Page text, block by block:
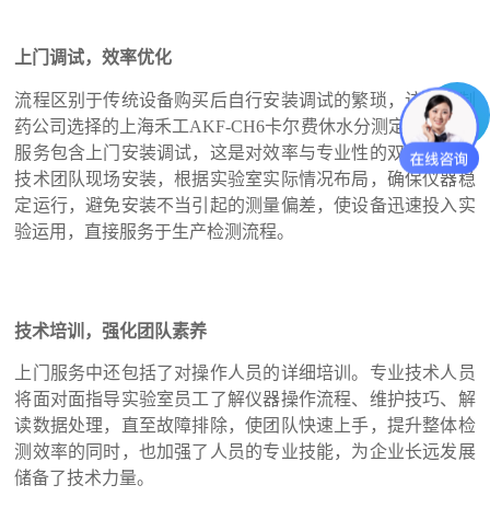
上门调试，效率优化
流程区别于传统设备购买后自行安装调试的繁琐，该生物制
药公司选择的上海禾工AKF-CH6卡尔费休水分测定仪的售后
服务包含上门安装调试，这是对效率与专业性的双重提升。
技术团队现场安装，根据实验室实际情况布局，确保仪器稳
定运行，避免安装不当引起的测量偏差，使设备迅速投入实
验运用，直接服务于生产检测流程。
技术培训，强化团队素养
上门服务中还包括了对操作人员的详细培训。专业技术人员
将面对面指导实验室员工了解仪器操作流程、维护技巧、解
读数据处理，直至故障排除，使团队快速上手，提升整体检
测效率的同时，也加强了人员的专业技能，为企业长远发展
储备了技术力量。